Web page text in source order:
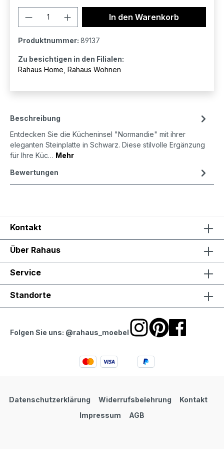
Produkt Anzahl: Gib den
In den Warenkorb
Produktnummer: 89137
Zu besichtigen in den Filialen:
Rahaus Home Rahaus Wohnen
Beschreibung
Entdecken Sie die Kücheninsel "Normandie" mit ihrer
eleganten Steinplatte in Schwarz. Diese stilvolle Ergänzung
für Ihre Küc… Mehr
Bewertungen
Kontakt
Über Rahaus
Service
Standorte
Folgen Sie uns: @rahaus_moebel
Datenschutzerklärung Widerrufsbelehrung
Kontakt
Impressum
AGB